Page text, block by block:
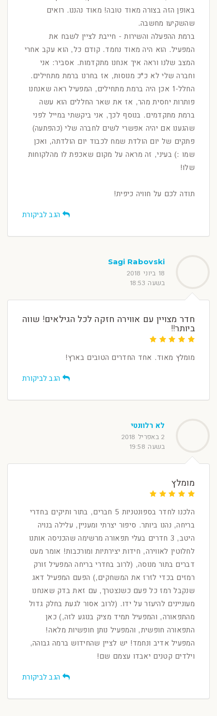
באופן הזה בצורה מאוד טובה! מאוד נהננו. רואים
שהשקיעו מחשבה.
ברמת ההפעלה והשירות - חייבת לציין לשבח את
המפעיל. הוא היה מאוד נחמד. קודם כל, הוא עקב אחרי
המצב שלנו וראה איך אנחנו מתקדמות. אסביר: אני
וחברה שלי לא כ"כ מנוסות, אז בחרנו ברמת מתחילים.
החלל-1 אכן היה ברמת מתחילים, המפעיל ראה שאנחנו
פותרות יחסית מהר, אז את שאר החללים הוא עשה
ברמת מתקדמים. בנוסף לכך, אני ביקשתי במייל לפני
שהגענו אם יהיה אפשרי לשים לחברה שלי (כהפתעה)
פתקים של יום הולדת שמח לכבוד יום הולדתה, ואכן
שמו :) בעיני, זה מראה על מקום שאכפת לו מהלקוחות
שלו!
תודה לכם על חוויה כיפית!
הגב לביקורת
Sagi Rabovski
18 ביוני 2018
בשעה 18:53
חדר מצויין עם אווירה חזקה לכל הגילאים! שווה
ביותר!!
מומלץ מאוד. אחד החדרים הטובים בארץ!
הגב לביקורת
לא רלוונטי
2 באפריל 2018
בשעה 19:58
מומלץ
הלכנו לחדר בספונטניות 5 חברים, בתור ותיקים בחדרי
בריחה, נהנו ביותר. סיפור יצרתי ומעניין, עלילה בנויה
היטב, 3 חדרים בעלי תפאורה מרשימה שהכניסה אותנו
לחלוטין לאווירה, חידות יצירתיות ומורכבות! אומר מעט
דברים בתור מנוסה, (לרוב בחדרי בריחה המפעיל זורק
רמזים בכדי לזרז את המשחקים,) הפעם המפעיל דאג
שנקבל רמז כל פעם כשנצטרך, עם זאת בדק שאנחנו
מעוניינים להיעזר על ידו. (לרוב אסור לגעת בחלק גדול
מהתפאורה, והמפעיל תמיד מציק בנוגע לזה,) כאן
התפאורה חופשית, והמפעיל נותן חופשיות מלאה!
המפעיל אדיב ונחמד! יש לציין שהחידוש ברמה גבוהה,
וילדים קטנים יאבדו עצמם שם!
הגב לביקורת